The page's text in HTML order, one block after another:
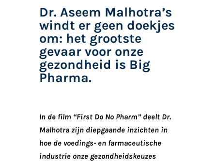
Dr. Aseem Malhotra’s
windt er geen doekjes
om: het grootste
gevaar voor onze
gezondheid is Big
Pharma.
In de film “First Do No Pharm” deelt Dr.
Malhotra zijn diepgaande inzichten in
hoe de voedings- en farmaceutische
industrie onze gezondheidskeuzes